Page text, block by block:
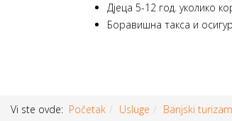
Дјеца 5-12 год. уколико
Боравишна такса и
Vi ste ovde: Početak Usluge Banjski turizam